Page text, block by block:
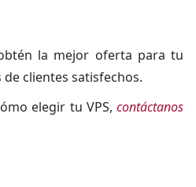
la mejor oferta para tu
clientes satisfechos.
elegir tu VPS, contáctanos